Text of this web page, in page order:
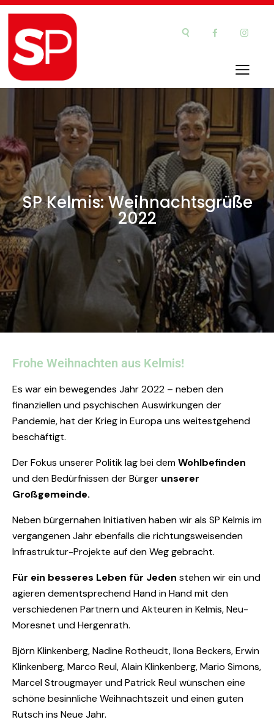
SP Kelmis: Weihnachtsgrüße
2022
Frohe Weihnachten aus Kelmis!
Es war ein bewegendes Jahr 2022 – neben den
finanziellen und psychischen Auswirkungen der
Pandemie, hat der Krieg in Europa uns weitestgehend
beschäftigt.
Der Fokus unserer Politik lag bei demWohlbefinden
und den Bedürfnissen der Bürger unserer
Großgemeinde.
Neben bürgernahen Initiativen haben wir als SP Kelmis im
vergangenen Jahr ebenfalls die richtungsweisenden
Infrastruktur-Projekte auf den Weg gebracht.
Für ein besseres Leben für Jeden stehen wir ein und
agieren dementsprechend Hand in Hand mit den
verschiedenen Partnern und Akteuren in Kelmis, Neu-
Moresnet und Hergenrath.
Björn Klinkenberg, Nadine Rotheudt, Ilona Beckers, Erwin
Klinkenberg, Marco Reul, Alain Klinkenberg, Mario Simons,
Marcel Strougmayer und Patrick Reul wünschen eine
schöne besinnliche Weihnachtszeit und einen guten
Rutsch ins Neue Jahr.